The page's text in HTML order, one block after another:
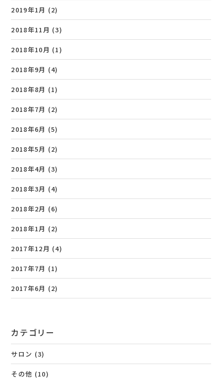
2019年1月 (2)
2018年11月 (3)
2018年10月 (1)
2018年9月 (4)
2018年8月 (1)
2018年7月 (2)
2018年6月 (5)
2018年5月 (2)
2018年4月 (3)
2018年3月 (4)
2018年2月 (6)
2018年1月 (2)
2017年12月 (4)
2017年7月 (1)
2017年6月 (2)
カテゴリー
サロン (3)
その他 (10)